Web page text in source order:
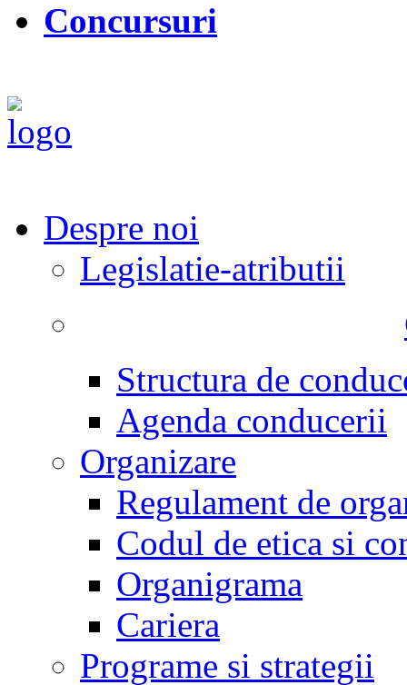
Concursuri
Despre noi
Legislatie-atributii
Structura de
Agenda conducerii
Organizare
Regulament de
Codul de etica si
Organigrama
Cariera
Programe si strategii